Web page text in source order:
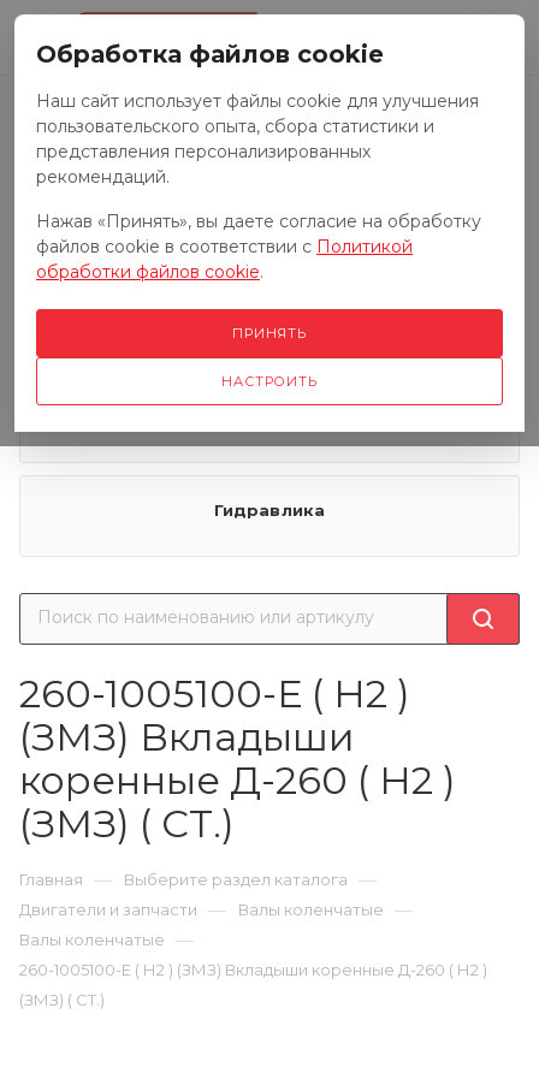
Запчасти к тракторам
Запчасти к грузовым автомобилям
Гидравлика
260-1005100-Е ( Н2 )
(ЗМЗ) Вкладыши
коренные Д-260 ( Н2 )
(ЗМЗ) ( СТ.)
Главная — Выберите раздел каталога —
Двигатели и запчасти — Валы коленчатые —
Валы коленчатые —
260-1005100-Е ( Н2 ) (ЗМЗ) Вкладыши коренные Д-260 ( Н2 )
(ЗМЗ) ( СТ.)
Обработка файлов cookie
Наш сайт использует файлы cookie для улучшения
пользовательского опыта, сбора статистики и
представления персонализированных
рекомендаций.
Нажав «Принять», вы даете согласие на обработку
файлов cookie в соответствии с Политикой
обработки файлов cookie.
НАСТРОИТЬ
ПРИНЯТЬ